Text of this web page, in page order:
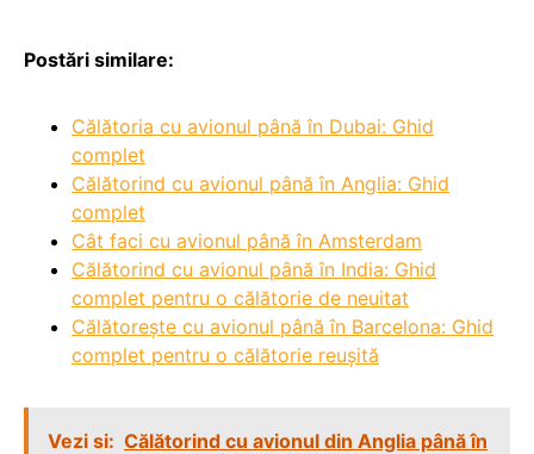
Postări similare:
Călătoria cu avionul până în Dubai: Ghid
complet
Călătorind cu avionul până în Anglia: Ghid
complet
Cât faci cu avionul până în Amsterdam
Călătorind cu avionul până în India: Ghid
complet pentru o călătorie de neuitat
Călătorește cu avionul până în Barcelona: Ghid
complet pentru o călătorie reușită
Vezi si: Călătorind cu avionul din Anglia până în